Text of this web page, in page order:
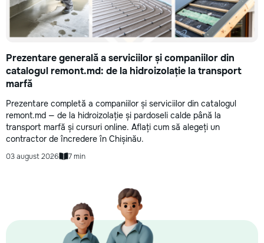
Prezentare generală a serviciilor și companiilor din
catalogul remont.md: de la hidroizolație la transport
marfă
Prezentare completă a companiilor și serviciilor din catalogul
remont.md — de la hidroizolație și pardoseli calde până la
transport marfă și cursuri online. Aflați cum să alegeți un
contractor de încredere în Chișinău.
03 august 2026 7 min